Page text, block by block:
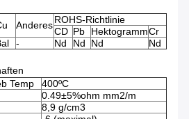
AnderesROHS-Richtlinie
CD Pb HektogrammCr
- Nd Nd Nd Nd
Temp
400ºC
0.49±5%ohm mm2/m
8,9 g/cm3